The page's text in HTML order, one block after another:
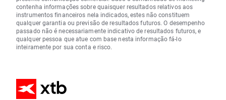
contenha informações sobre quaisquer resultados relativos aos
instrumentos financeiros nela indicados, estes não constituem
qualquer garantia ou previsão de resultados futuros. O desempenho
passado não é necessariamente indicativo de resultados futuros, e
qualquer pessoa que atue com base nesta informação fá-lo
inteiramente por sua conta e risco.